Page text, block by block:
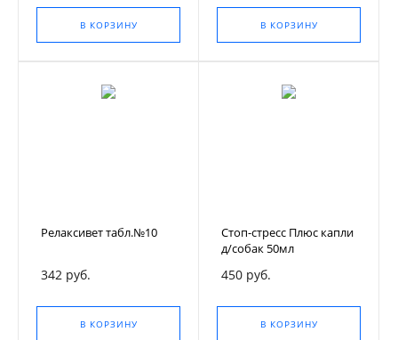
В КОРЗИНУ В КОРЗИНУ
Релаксивет табл.№10
342 руб.
В КОРЗИНУ
Стоп-стресс Плюс капли
д/собак 50мл
450 руб.
В КОРЗИНУ